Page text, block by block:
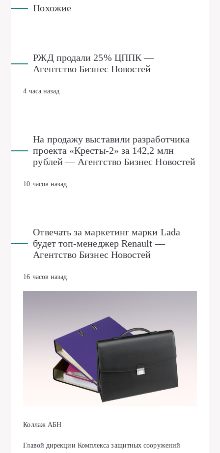
Похожие
РЖД продали 25% ЦППК —
Агентство Бизнес Новостей
4 часа назад
На продажу выставили разработчика
проекта «Кресты-2» за 142,2 млн
рублей — Агентство Бизнес Новостей
10 часов назад
Отвечать за маркетинг марки Lada
будет топ-менеджер Renault —
Агентство Бизнес Новостей
16 часов назад
Коллаж АБН
Главой дирекции Комплекса защитных сооружений